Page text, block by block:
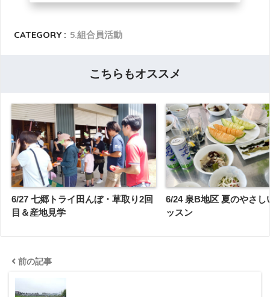
CATEGORY : 5.組合員活動
こちらもオススメ
6/27 七郷トライ田んぼ・草取り2回
目＆産地見学
6/24 泉B地区 夏のやさし
ッスン
前の記事